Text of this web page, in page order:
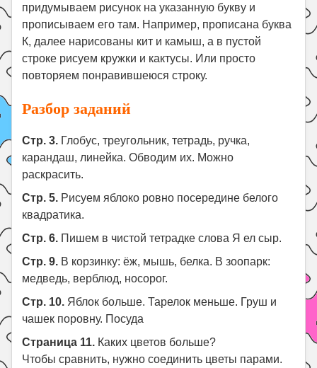
придумываем рисунок на указанную букву и
прописываем его там. Например, прописана буква
К, далее нарисованы кит и камыш, а в пустой
строке рисуем кружки и кактусы. Или просто
повторяем понравившеюся строку.
Разбор заданий
Стр. 3. Глобус, треугольник, тетрадь, ручка,
карандаш, линейка. Обводим их. Можно
раскрасить.
Стр. 5. Рисуем яблоко ровно посередине белого
квадратика.
Стр. 6. Пишем в чистой тетрадке слова Я ел сыр.
Стр. 9. В корзинку: ёж, мышь, белка. В зоопарк:
медведь, верблюд, носорог.
Стр. 10. Яблок больше. Тарелок меньше. Груш и
чашек поровну. Посуда
Страница 11. Каких цветов больше?
Чтобы сравнить, нужно соединить цветы парами.